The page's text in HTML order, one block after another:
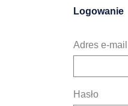
Logowanie
Adres e-mail
Hasło